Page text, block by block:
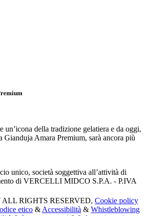
un’icona della tradizione gelatiera e da oggi,
Gianduja Amara Premium, sarà ancora più
unico, società soggettiva all’attività di
di VERCELLI MIDCO S.P.A. - P.IVA
ALL RIGHTS RESERVED, Cookie policy
etico & Accessibilità & Whistleblowing